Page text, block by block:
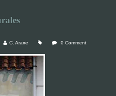
C. Araxe 0 Comment